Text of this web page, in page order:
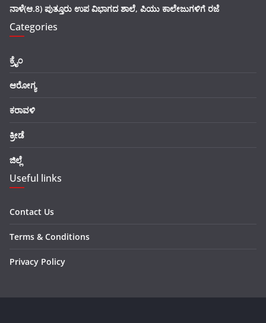
ನಾಳೆ(ಆ.8) ಪುತ್ತೂರು ಉಪ ವಿಭಾಗದ ಶಾಲೆ, ಪಿಯು ಕಾಲೇಜುಗಳಿಗೆ ರಜೆ
Categories
ಕ್ರೈಂ
ಆರೋಗ್ಯ
ಕರಾವಳಿ
ಕ್ರೀಡೆ
ಜಿಲ್ಲೆ
Useful links
Contact Us
Terms & Conditions
Privacy Policy